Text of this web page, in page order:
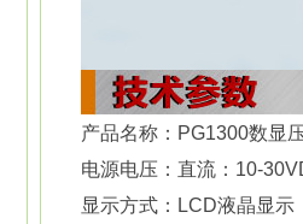
产品名称：PG1300数显
电源电压：直流：10-
显示方式：LCD液晶显示